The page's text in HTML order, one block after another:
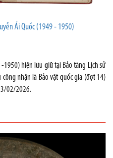
Ái Quốc (1949 - 1950)
1950) hiện lưu giữ tại Bảo tàng Lịch sử
nhận là Bảo vật quốc gia (đợt 14)
02/2026.